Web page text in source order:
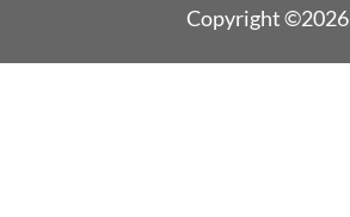
Copyright ©2026